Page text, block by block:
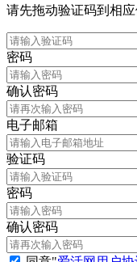
请先拖动验证码到相
密码
确认密码
电子邮箱
验证码
密码
确认密码